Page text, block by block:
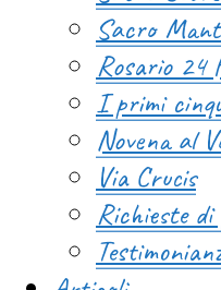
Sacro
Rosario 24
I primi
Novena al
Via Crucis
Richieste